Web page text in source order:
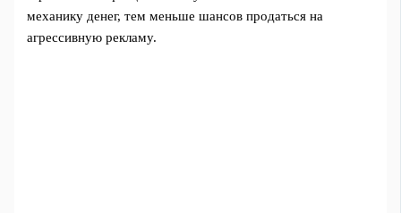
механику денег, тем меньше шансов продаться на
агрессивную рекламу.